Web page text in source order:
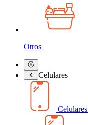
Otros
Celulares
Celulares